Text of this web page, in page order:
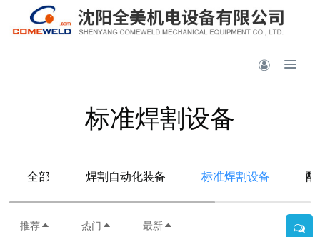
标准焊割设备
全部 焊割自动化装备 标准焊割设备 配
推荐 热门 最新